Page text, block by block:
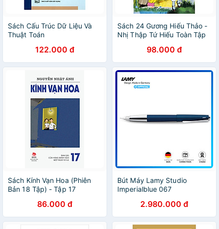
Sách Cấu Trúc Dữ Liệu Và
Thuật Toán
122.000 đ
Sách 24 Gương Hiếu Thảo -
Nhị Thập Tứ Hiếu Toàn Tập
98.000 đ
Sách Kính Vạn Hoa (Phiên
Bản 18 Tập) - Tập 17
86.000 đ
Bút Máy Lamy Studio
Imperialblue 067
2.980.000 đ